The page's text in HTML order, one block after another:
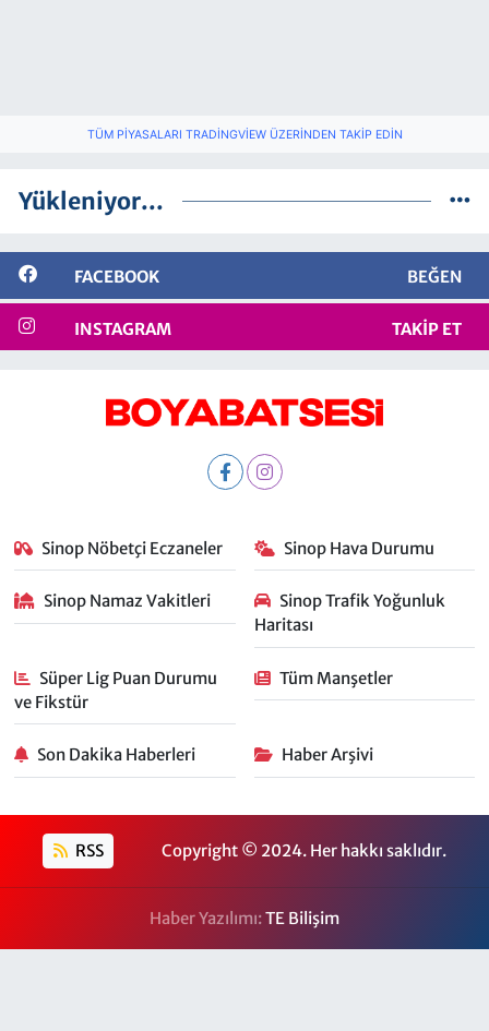
TÜM PIYASALARI TRADINGVIEW ÜZERINDEN TAKIP EDIN
Yükleniyor...
FACEBOOK BEĞEN
INSTAGRAM TAKIP ET
Sinop Nöbetçi Eczaneler Sinop Hava Durumu
Sinop Namaz Vakitleri
Sinop Trafik Yoğunluk
Haritası
Süper Lig Puan Durumu
ve Fikstür
Tüm Manşetler
Son Dakika Haberleri Haber Arşivi
RSS Copyright © 2024. Her hakkı saklıdır.
Haber Yazılımı:TE Bilişim